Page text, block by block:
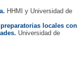
HHMI y Universidad de
locales con
Universidad de